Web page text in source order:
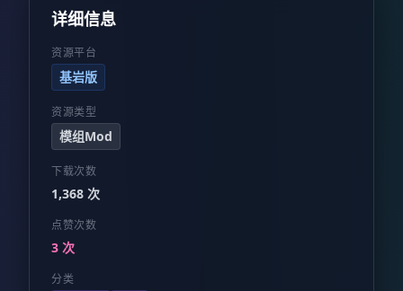
详细信息
资源平台
基岩版
资源类型
模组Mod
下载次数
1,368 次
点赞次数
3 次
分类